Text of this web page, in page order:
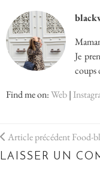
Je
coups
Find me on:Web|
Article précédentFood-
LAISSER UN